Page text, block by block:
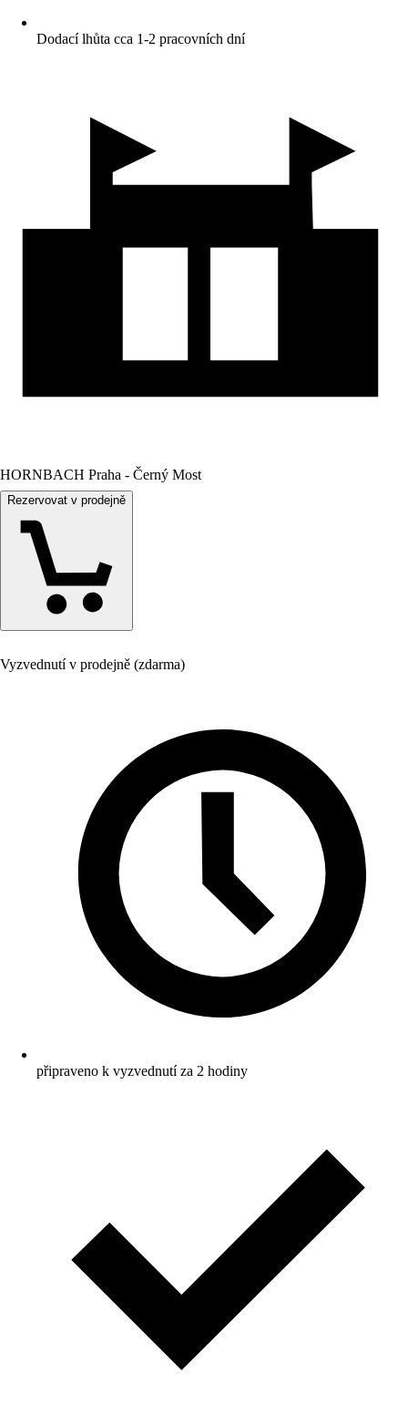
Dodací lhůta cca 1-2 pracovních dní
HORNBACH Praha - Černý Most
Rezervovat v prodejně
Vyzvednutí v prodejně (zdarma)
připraveno k vyzvednutí za 2 hodiny